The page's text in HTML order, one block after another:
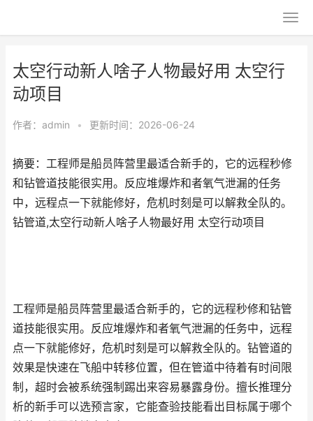
太空行动新人啥子人物最好用 太空行
动项目
作者： admin • 更新时间：2026-06-24
摘要：工程师是船员阵营里最适合新手的，它的远程秒修
和钻管道技能很实用。反应堆爆炸和者氧气泄漏的任务
中，远程点一下就能修好，危机时刻是可以解救全队的。
钻管道,太空行动新人啥子人物最好用 太空行动项目
工程师是船员阵营里最适合新手的，它的远程秒修和钻管
道技能很实用。反应堆爆炸和者氧气泄漏的任务中，远程
点一下就能修好，危机时刻是可以解救全队的。钻管道的
效果是快速在飞船中转移位置，但在管道中待着有时间限
制，超时会被系统强制踢出来容易暴露身份。擅长推理分
析的新手可以选预言家，它能查验技能看出目标属于哪个